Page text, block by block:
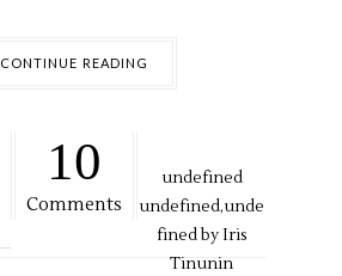
CONTINUE READING
10
Comments
undefined
undefined,unde
fined byIris
Tinunin